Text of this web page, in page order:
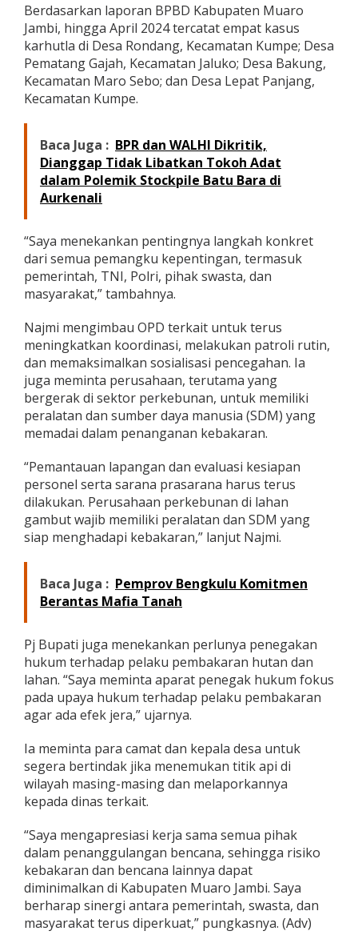
Berdasarkan laporan BPBD Kabupaten Muaro
Jambi, hingga April 2024 tercatat empat kasus
karhutla di Desa Rondang, Kecamatan Kumpe; Desa
Pematang Gajah, Kecamatan Jaluko; Desa Bakung,
Kecamatan Maro Sebo; dan Desa Lepat Panjang,
Kecamatan Kumpe.
Baca Juga : BPR dan WALHI Dikritik,
Dianggap Tidak Libatkan Tokoh Adat
dalam Polemik Stockpile Batu Bara di
Aurkenali
“Saya menekankan pentingnya langkah konkret
dari semua pemangku kepentingan, termasuk
pemerintah, TNI, Polri, pihak swasta, dan
masyarakat,” tambahnya.
Najmi mengimbau OPD terkait untuk terus
meningkatkan koordinasi, melakukan patroli rutin,
dan memaksimalkan sosialisasi pencegahan. Ia
juga meminta perusahaan, terutama yang
bergerak di sektor perkebunan, untuk memiliki
peralatan dan sumber daya manusia (SDM) yang
memadai dalam penanganan kebakaran.
“Pemantauan lapangan dan evaluasi kesiapan
personel serta sarana prasarana harus terus
dilakukan. Perusahaan perkebunan di lahan
gambut wajib memiliki peralatan dan SDM yang
siap menghadapi kebakaran,” lanjut Najmi.
Baca Juga : Pemprov Bengkulu Komitmen
Berantas Mafia Tanah
Pj Bupati juga menekankan perlunya penegakan
hukum terhadap pelaku pembakaran hutan dan
lahan. “Saya meminta aparat penegak hukum fokus
pada upaya hukum terhadap pelaku pembakaran
agar ada efek jera,” ujarnya.
Ia meminta para camat dan kepala desa untuk
segera bertindak jika menemukan titik api di
wilayah masing-masing dan melaporkannya
kepada dinas terkait.
“Saya mengapresiasi kerja sama semua pihak
dalam penanggulangan bencana, sehingga risiko
kebakaran dan bencana lainnya dapat
diminimalkan di Kabupaten Muaro Jambi. Saya
berharap sinergi antara pemerintah, swasta, dan
masyarakat terus diperkuat,” pungkasnya. (Adv)